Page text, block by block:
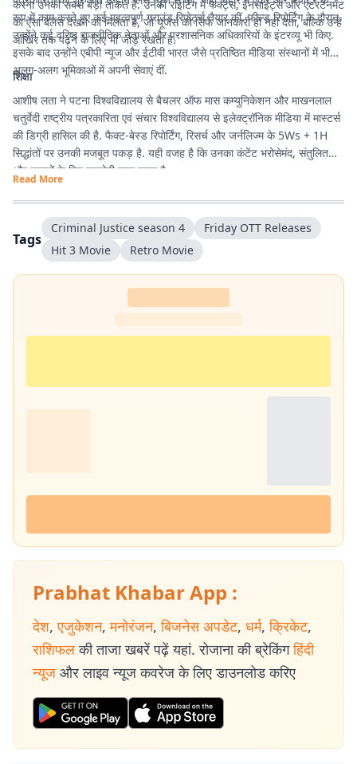
करना उनकी सबसे बड़ी ताकत है. उनकी राइटिंग में फैक्ट्स, इनसाइट्स और एंटरटेनमेंट
का ऐसा बैलेंस देखने को मिलता है, जो यूजर्स को सिर्फ जानकारी ही नहीं देता, बल्कि उन्हें
आखिर तक पढ़ने के लिए भी जोड़े रखता है.
रूप में काम करते हुए कई महत्वपूर्ण ग्राउंड रिपोर्ट्स तैयार कीं. फील्ड रिपोर्टिंग के दौरान
उन्होंने कई वरिष्ठ राजनीतिक नेताओं और प्रशासनिक अधिकारियों के इंटरव्यू भी किए.
इसके बाद उन्होंने एबीपी न्यूज और ईटीवी भारत जैसे प्रतिष्ठित मीडिया संस्थानों में भी
अलग-अलग भूमिकाओं में अपनी सेवाएं दीं.
शिक्षा
आशीष लता ने पटना विश्वविद्यालय से बैचलर ऑफ मास कम्युनिकेशन और माखनलाल
चतुर्वेदी राष्ट्रीय पत्रकारिता एवं संचार विश्वविद्यालय से इलेक्ट्रॉनिक मीडिया में मास्टर्स
की डिग्री हासिल की है. फैक्ट-बेस्ड रिपोर्टिंग, रिसर्च और जर्नलिज्म के 5Ws + 1H
सिद्धांतों पर उनकी मजबूत पकड़ है. यही वजह है कि उनका कंटेंट भरोसेमंद, संतुलित
और पाठकों के लिए उपयोगी माना जाता है.
Read More
Tags
Criminal Justice season 4
Friday OTT Releases
Hit 3 Movie
Retro Movie
Prabhat Khabar App :
देश, एजुकेशन, मनोरंजन, बिजनेस अपडेट, धर्म, क्रिकेट,
राशिफल की ताजा खबरें पढ़ें यहां. रोजाना की ब्रेकिंग हिंदी
न्यूज और लाइव न्यूज कवरेज के लिए डाउनलोड करिए